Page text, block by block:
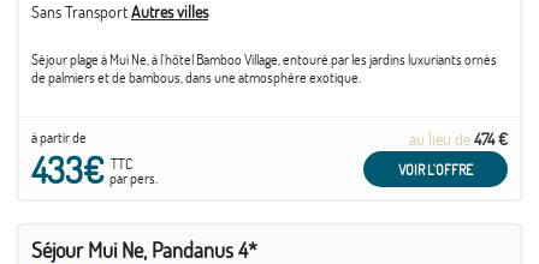
Sans TransportAutres villes
Séjour plage à Mui Ne, à l'hôtel Bamboo Village, entouré par les jardins luxuriants ornés
de palmiers et de bambous, dans une atmosphère exotique.
à partir de
433€TTC
par pers.
au lieu de474 €
VOIR L'OFFRE
Séjour Mui Ne, Pandanus 4*